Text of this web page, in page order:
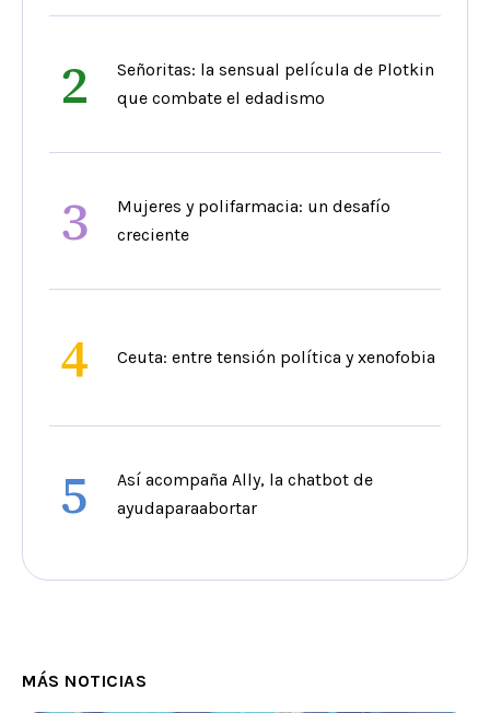
2
Señoritas: la sensual película de Plotkin
que combate el edadismo
3
Mujeres y polifarmacia: un desafío
creciente
4 Ceuta: entre tensión política y xenofobia
5
Así acompaña Ally, la chatbot de
ayudaparaabortar
MÁS NOTICIAS